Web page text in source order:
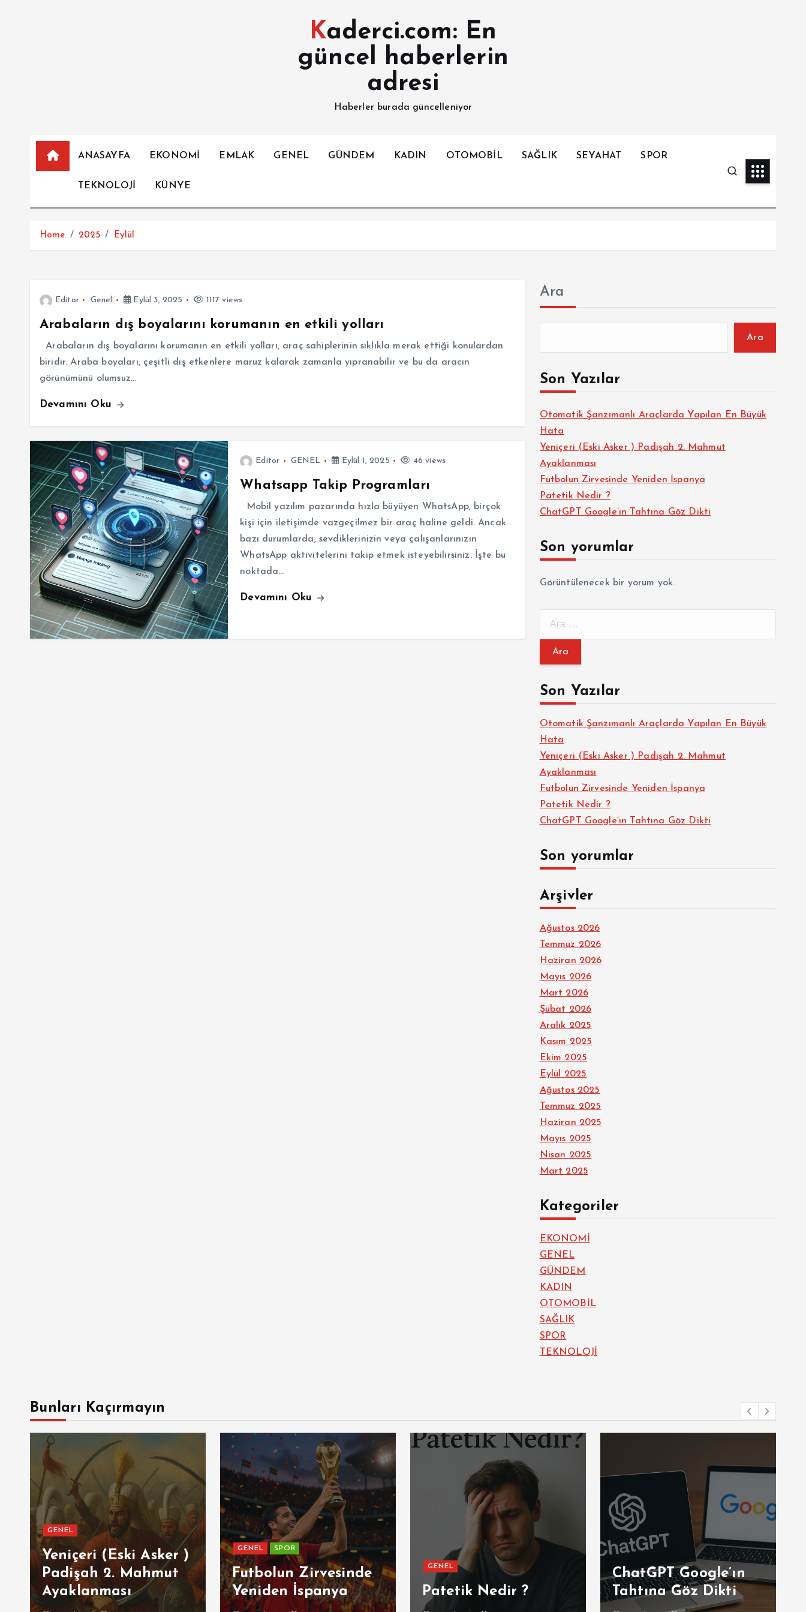
Kaderci.com: En
güncel haberlerin
adresi
Haberler burada güncelleniyor
ANASAYFA EKONOMİ EMLAK GENEL GÜNDEM KADIN OTOMOBİL SAĞLIK SEYAHAT SPOR
TEKNOLOJİ KÜNYE
Home 2025 Eylül
Editor Genel Eylül 3, 2025 1117 views
Arabaların dış boyalarını korumanın en etkili yolları
Arabaların dış boyalarını korumanın en etkili yolları, araç sahiplerinin sıklıkla merak ettiği konulardan
biridir. Araba boyaları, çeşitli dış etkenlere maruz kalarak zamanla yıpranabilir ve bu da aracın
görünümünü olumsuz…
Devamını Oku
Editor GENEL Eylül 1, 2025 46 views
Whatsapp Takip Programları
Mobil yazılım pazarında hızla büyüyen WhatsApp, birçok
kişi için iletişimde vazgeçilmez bir araç haline geldi. Ancak
bazı durumlarda, sevdiklerinizin veya çalışanlarınızın
WhatsApp aktivitelerini takip etmek isteyebilirsiniz. İşte bu
noktada…
Devamını Oku
Ara
Ara
Son Yazılar
Otomatik Şanzımanlı Araçlarda Yapılan En Büyük
Hata
Yeniçeri (Eski Asker ) Padişah 2. Mahmut
Ayaklanması
Futbolun Zirvesinde Yeniden İspanya
Patetik Nedir ?
ChatGPT Google’ın Tahtına Göz Dikti
Son yorumlar
Görüntülenecek bir yorum yok.
m
:Son Yazılar
Otomatik Şanzımanlı Araçlarda Yapılan En Büyük
Hata
Yeniçeri (Eski Asker ) Padişah 2. Mahmut
Ayaklanması
Futbolun Zirvesinde Yeniden İspanya
Patetik Nedir ?
ChatGPT Google’ın Tahtına Göz Dikti
Son yorumlar
Arşivler
Ağustos 2026
Temmuz 2026
Haziran 2026
Mayıs 2026
Mart 2026
Şubat 2026
Aralık 2025
Kasım 2025
Ekim 2025
Eylül 2025
Ağustos 2025
Temmuz 2025
Haziran 2025
Mayıs 2025
Nisan 2025
Mart 2025
Kategoriler
EKONOMİ
GENEL
GÜNDEM
KADIN
OTOMOBİL
SAĞLIK
SPOR
TEKNOLOJİ
Bunları Kaçırmayın
GENEL
Yeniçeri (Eski Asker )
Padişah 2. Mahmut
Ayaklanması
GENEL SPOR
Futbolun Zirvesinde
Yeniden İspanya
GENEL
Patetik Nedir ?
ChatGPT Google’ın
Tahtına Göz Dikti